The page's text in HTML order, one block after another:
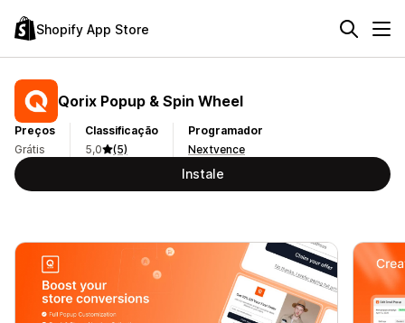
Shopify App Store
Qorix Popup & Spin Wheel
Preços
Grátis
Classificação
5,0
(5)
Programador
Nextvence
Instale